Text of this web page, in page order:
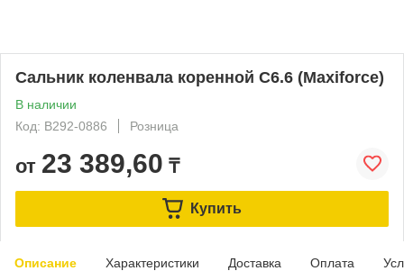
Сальник коленвала коренной C6.6 (Maxiforce)
В наличии
Код: B292-0886
Розница
от 23 389,60 ₸
Купить
Описание Характеристики Доставка Оплата